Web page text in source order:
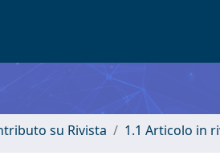
su Rivista 1.1 Articolo in